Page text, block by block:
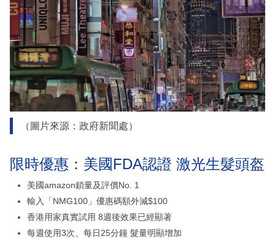
（圖片來源：政府新聞處）
限時優惠：美國FDA認證 激光生髮頭盔
美國amazon鎖量及評價No. 1
輸入「NMG100」優惠碼額外減$100
香港用家真實試用 8週後效果已經顯著
每週使用3次、每日25分鐘 髮量明顯增加